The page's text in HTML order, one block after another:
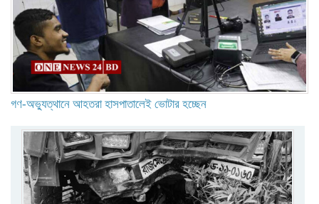
গণ-অভ্যুত্থানে আহতরা হাসপাতালেই ভোটার হচ্ছেন